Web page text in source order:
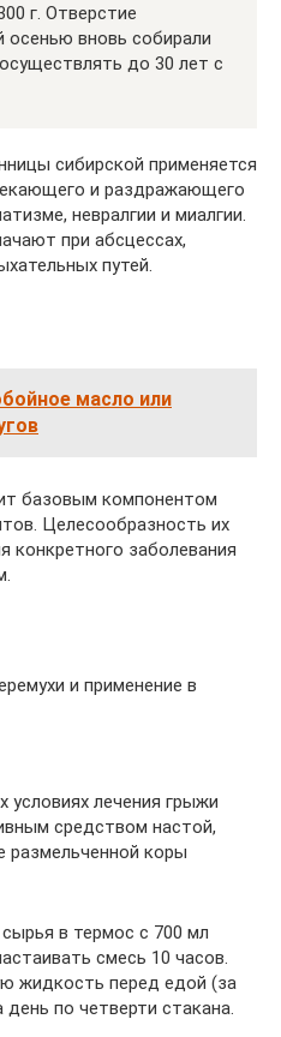
г. Отверстие
вновь собирали
до 30 лет с
сибирской применяется
и раздражающего
невралгии и миалгии.
при абсцессах,
путей.
масло или
базовым компонентом
Целесообразность их
конкретного заболевания
и применение в
лечения грыжи
средством настой,
размельченной коры
в термос с 700 мл
смесь 10 часов.
жидкость перед едой (за
по четверти стакана.